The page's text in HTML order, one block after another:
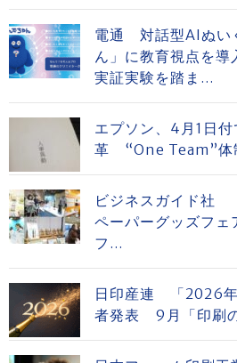
電通 対話型AIぬい
ん」に教育視点を
実証実験を踏ま...
エプソン、4月1日
革 “One Team”体
ビジネスガイド社
ペーパーグッズフ
フ...
日印産連 「2026年
者発表 9月「印刷